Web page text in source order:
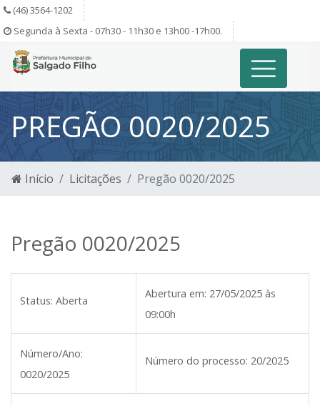
(46) 3564-1202
Segunda à Sexta - 07h30 - 11h30 e 13h00 -17h00.
PREGÃO 0020/2025
Início Licitações Pregão 0020/2025
Pregão 0020/2025
Status: Aberta
Abertura em: 27/05/2025 às
09:00h
Número/Ano:
0020/2025
Número do processo: 20/2025